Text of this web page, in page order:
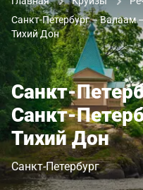
Санкт-Петербург – Валаам
Тихий Дон
Санкт-
Санкт-
Тихий Дон
Санкт-Петербург